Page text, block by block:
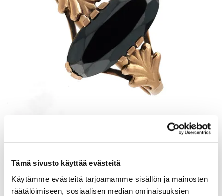
Tämä sivusto käyttää evästeitä
Käytämme evästeitä tarjoamamme sisällön ja mainosten
räätälöimiseen, sosiaalisen median ominaisuuksien
Kivisormus, koko 18, 585br, Paino: 1,8 g
Johtava huuto:kuningatar1_
Myyrmäen Pantti